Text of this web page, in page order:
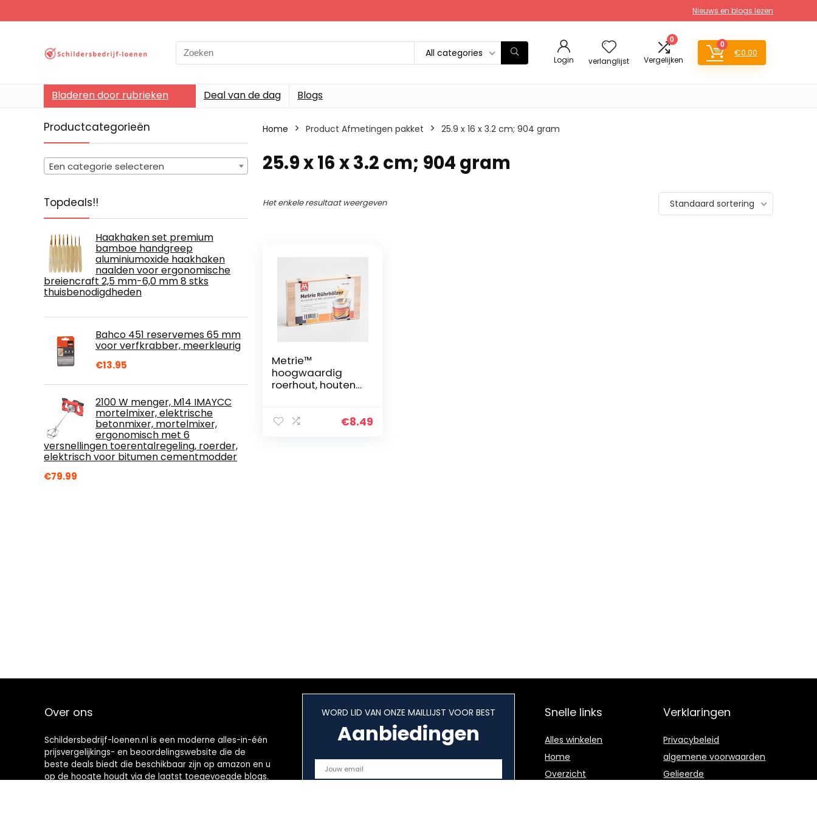
Nieuws en blogs lezen
Search
for:
All categories
Login verlanglijst
0
Vergelijken
0
€0.00
Bladeren door rubrieken Deal van de dag Blogs
Productcategorieën
Een categorie selecteren
Topdeals!!
Haakhaken set premium
bamboe handgreep
aluminiumoxide haakhaken
naalden voor ergonomische
breiencraft 2,5 mm-6,0 mm 8 stks
thuisbenodigdheden
Bahco 451 reservemes 65 mm
voor verfkrabber, meerkleurig
€13.95
2100 W menger, M14 IMAYCC
mortelmixer, elektrische
betonmixer, mortelmixer,
ergonomisch met 6
versnellingen toerentalregeling, roerder,
elektrisch voor bitumen cementmodder
€79.99
Home Product Afmetingen pakket ‎25.9 x 16 x 3.2 cm; 904 gram
‎25.9 x 16 x 3.2 cm; 904 gram
Het enkele resultaat weergeven Standaard sortering
Metrie™
hoogwaardig
roerhout, houten
(26 x 1,6 cm),
€8.49
Over ons
Schildersbedrijf-loenen.nl is een moderne alles-in-één
prijsvergelijkings- en beoordelingswebsite die de
beste deals biedt die beschikbaar zijn op amazon en u
op de hoogte houdt via de laatst toegevoegde blogs.
WORD LID VAN ONZE MAILLIJST VOOR BEST
Aanbiedingen
Snelle links
Alles winkelen
Home
Overzicht
Verklaringen
Privacybeleid
algemene voorwaarden
Gelieerde